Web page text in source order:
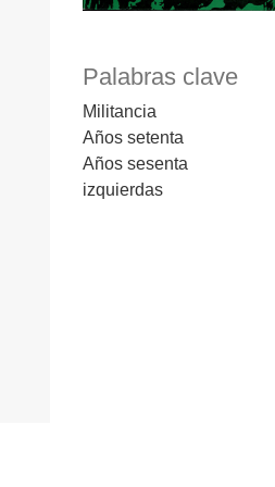
Palabras clave
Militancia
Años setenta
Años sesenta
izquierdas